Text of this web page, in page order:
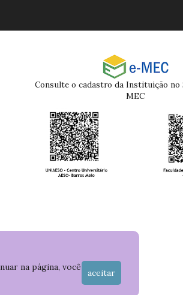
na página, você
aceitar
Consulte o cadastro da Instituição no
MEC